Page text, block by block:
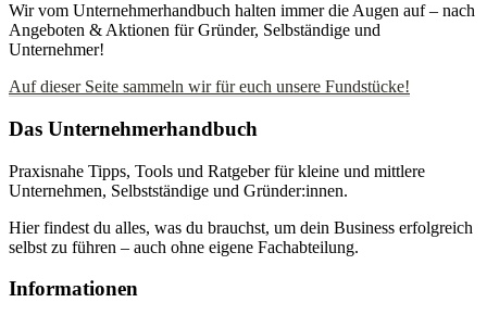
Wir vom Unternehmerhandbuch halten immer die Augen auf – nach
Angeboten & Aktionen für Gründer, Selbständige und
Unternehmer!
Auf dieser Seite sammeln wir für euch unsere Fundstücke!
Das Unternehmerhandbuch
Praxisnahe Tipps, Tools und Ratgeber für kleine und mittlere
Unternehmen, Selbstständige und Gründer:innen.
Hier findest du alles, was du brauchst, um dein Business erfolgreich
selbst zu führen – auch ohne eigene Fachabteilung.
Informationen